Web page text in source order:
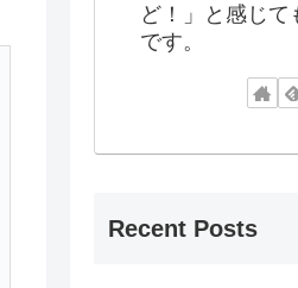
ど！」と感じ
です。
Recent Posts